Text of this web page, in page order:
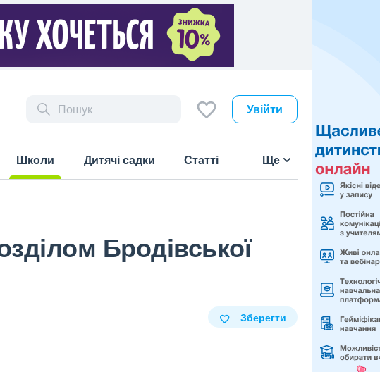
Увійти
Школи
Дитячі садки Статті Ще
Бродівської
Зберегти